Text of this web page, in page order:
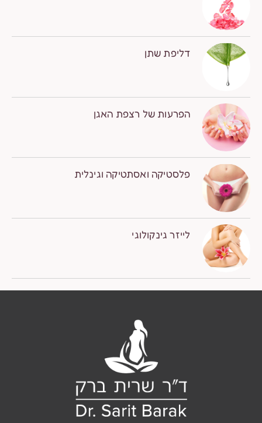
דליפת שתן
הפרעות של רצפת האגן
פלסטיקה ואסתטיקה וגינלית
לייזר גינקולוגי